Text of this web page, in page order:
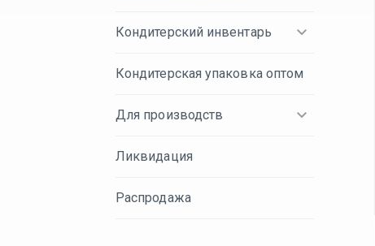
Кондитерский инвентарь
Кондитерская упаковка оптом
Для производств
Ликвидация
Распродажа